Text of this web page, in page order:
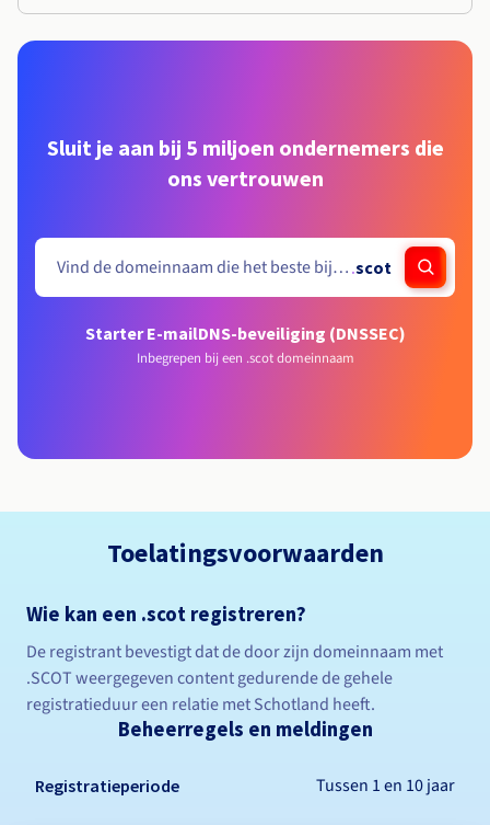
Sluit je aan bij 5 miljoen ondernemers die
ons vertrouwen
.scot
Starter E-mailDNS-beveiliging (DNSSEC)
Inbegrepen bij een .scot domeinnaam
Toelatingsvoorwaarden
Wie kan een .scot registreren?
De registrant bevestigt dat de door zijn domeinnaam met
.SCOT weergegeven content gedurende de gehele
registratieduur een relatie met Schotland heeft.
Beheerregels en meldingen
Registratieperiode Tussen 1 en 10 jaar